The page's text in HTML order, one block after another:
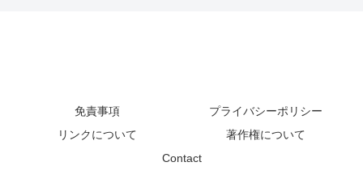
免責事項
プライバシーポリシー
リンクについて
著作権について
Contact